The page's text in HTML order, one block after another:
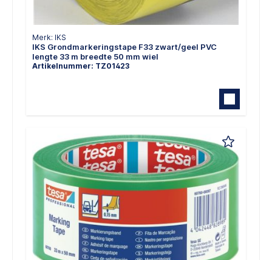
Merk: IKS
IKS Grondmarkeringstape F33 zwart/geel PVC
lengte 33 m breedte 50 mm wiel
Artikelnummer: TZ01423